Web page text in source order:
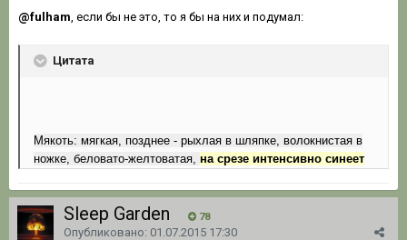
@fulham , если бы не это, то я бы на них и подумал:
Цитата
Мякоть: мягкая, позднее - рыхлая в шляпке, волокнистая в
ножке, беловато-желтоватая, на срезе интенсивно синеет
Sleep Garden 78
Опубликовано: 01.07.2015 17:30